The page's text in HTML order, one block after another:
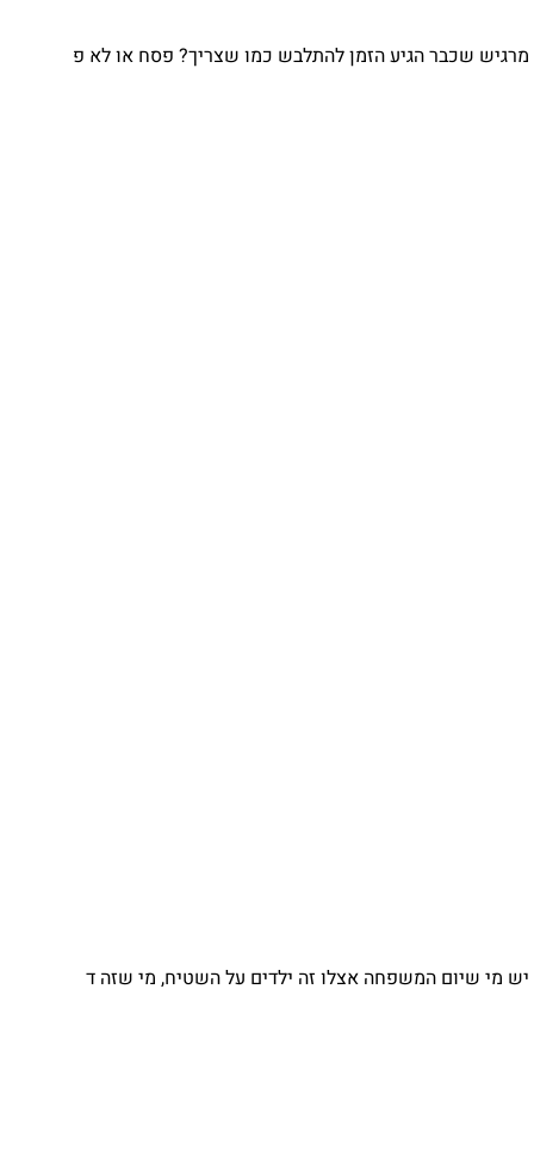
שכבר הגיע הזמן להתלבש כמו שצריך? פסח או לא פ
מי שיום המשפחה אצלו זה ילדים על השטיח, מי שזה ד